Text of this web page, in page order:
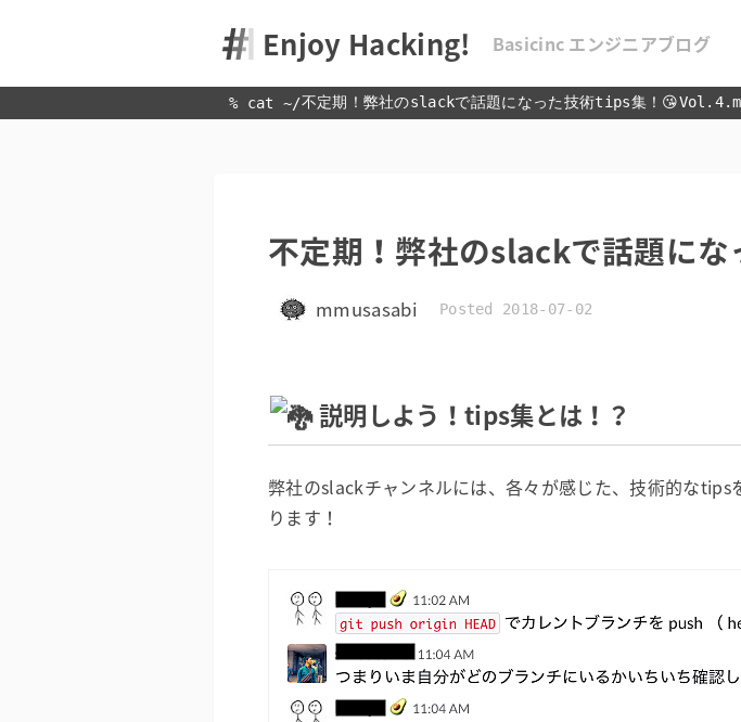
Enjoy Hacking! Basicinc エンジニアブログ
% cat ~/不定期！弊社のslackで話題になった技術tips集！
不定期！弊社のslackで話題に
mmusasabi Posted 2018-07-02
説明しよう！tips集とは！？
弊社のslackチャンネルには、各々が感じた、技術的な
ります！